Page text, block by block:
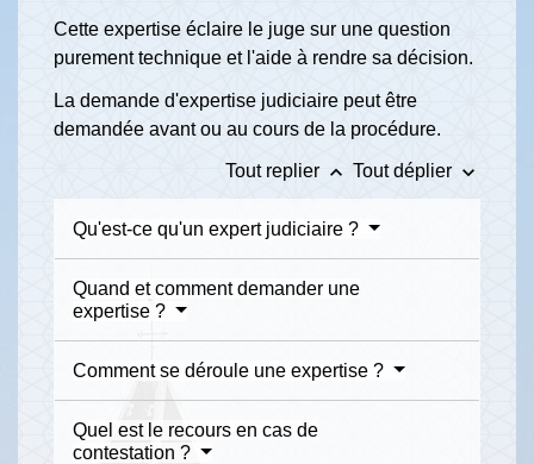
Cette expertise éclaire le juge sur une question
purement technique et l'aide à rendre sa décision.
La demande d'expertise judiciaire peut être
demandée avant ou au cours de la procédure.
Tout replier keyboard_arrow_up Tout déplier keyboard_arrow_down
Qu'est-ce qu'un expert judiciaire ?
Quand et comment demander une
expertise ?
Comment se déroule une expertise ?
Quel est le recours en cas de
contestation ?